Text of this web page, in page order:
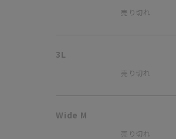
売り切れ
3L
売り切れ
Wide M
売り切れ